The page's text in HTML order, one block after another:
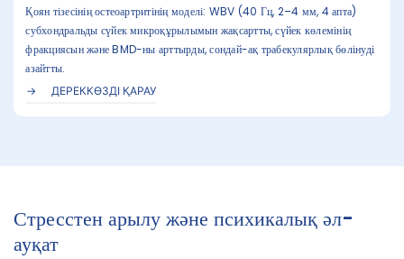
Қоян тізесінің остеоартритінің моделі: WBV (40 Гц, 2–4 мм, 4 апта)
субхондральды сүйек микроқұрылымын жақсартты, сүйек көлемінің
фракциясын және BMD-ны арттырды, сондай-ақ трабекулярлық бөлінуді
азайтты.
ДЕРЕККӨЗДІ ҚАРАУ
Стресстен арылу және психикалық әл-
ауқат